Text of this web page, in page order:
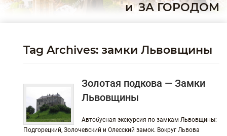
иЗА ГОРОДОМ
Tag Archives: замки Львовщины
Золотая подкова — Замки
Львовщины
Автобусная экскурсия по замкам Львовщины:
Подгорецкий, Золочевский и Олесский замок. Вокруг Львова